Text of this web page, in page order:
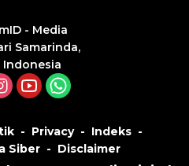
Privacy
Indeks
Siber
Disclaimer